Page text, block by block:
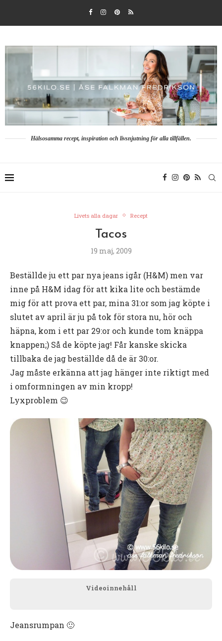
Hälsosamma recept, inspiration och livsnjutning för alla tillfällen.
Livets alla dagar Recept
Tacos
19 maj, 2009
Beställde ju ett par nya jeans igår (H&M) men var
inne på H&M idag för att kika lite och bestämde
mig för att prova ett par, mina 31:or som jag köpte i
slutet av april är ju på tok för stora nu, hör och
häpna, kom i ett par 29:or och kunde tom knäppa
knappen;) Så de köpte jag! Får kanske skicka
tillbaka de jag beställde då de är 30:or.
Jag måste erkänna att jag hänger inte riktigt med
i omformningen av min kropp!
Lyxproblem 😉
Videoinnehåll
Jeansrumpan 🙂